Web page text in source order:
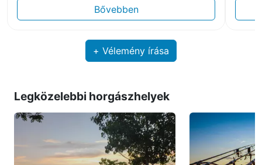
Bővebben
+ Vélemény írása
Legközelebbi horgászhelyek